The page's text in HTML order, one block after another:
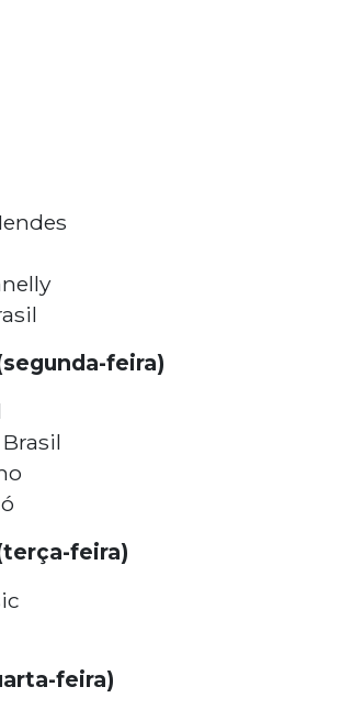
feira)
feira)
feira)